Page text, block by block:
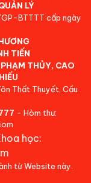
LÝ
BTTTT cấp ngày
TIẾN
THỦY, CAO
Thất Thuyết, Cầu
- Hòm thư:
học:
từ Website này.